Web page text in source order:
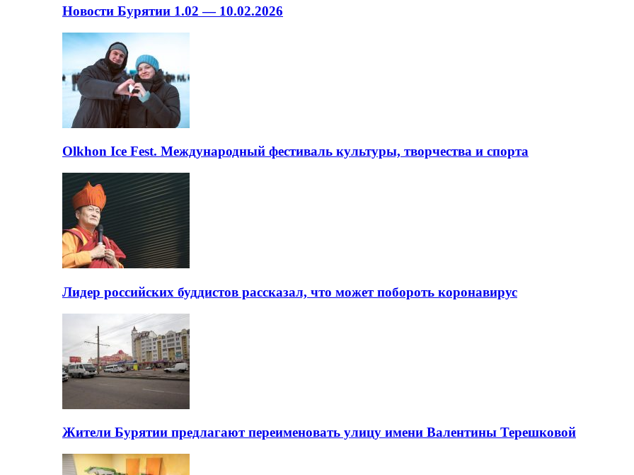
Новости Бурятии 1.02 — 10.02.2026
Olkhon Ice Fest. Международный фестиваль культуры, творчества и спорта
Лидер российских буддистов рассказал, что может побороть коронавирус
Жители Бурятии предлагают переименовать улицу имени Валентины Терешковой